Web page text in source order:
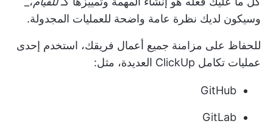
وسيكون لديك نظرة عامة واضحة للعمليات المجدولة.
للحفاظ على مزامنة جميع أعمال فريقك، استخدم إحدى
عمليات تكامل ClickUp العديدة، مثل:
GitHub
GitLab